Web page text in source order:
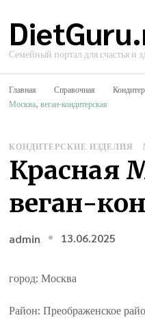
Семейный портал для счастья и
Главная Справочная
Москва, веган-кондитерская
КОНДИТЕРСКИЕ ИЗДЕЛИЯ
Красная
веган-
admin 13.06.2025
город: Москва
Район: Преображенское